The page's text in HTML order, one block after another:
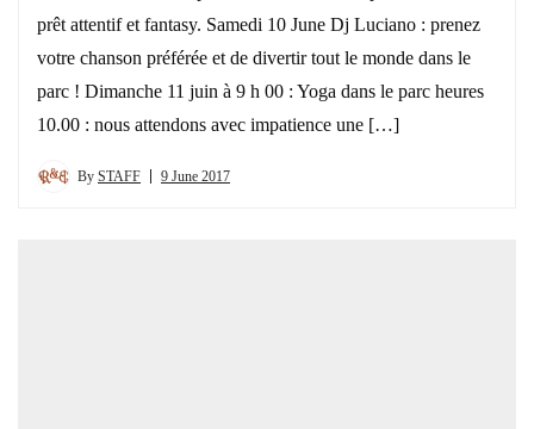
prêt attentif et fantasy. Samedi 10 June Dj Luciano : prenez
votre chanson préférée et de divertir tout le monde dans le
parc ! Dimanche 11 juin à 9 h 00 : Yoga dans le parc heures
10.00 : nous attendons avec impatience une […]
By STAFF 9 June 2017